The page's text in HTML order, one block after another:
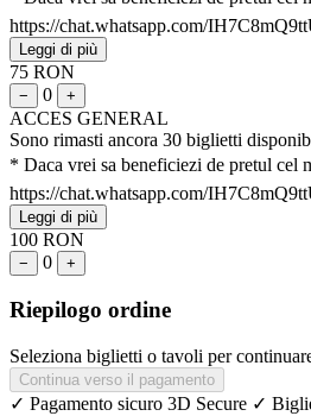
https://chat.whatsapp.com/
Leggi di più
75 RON
− 0 +
ACCES GENERAL
Sono rimasti ancora 30 biglietti
* Daca vrei sa beneficiezi de pretul cel
https://chat.whatsapp.com/
Leggi di più
100 RON
− 0 +
Riepilogo ordine
Seleziona biglietti o tavoli per
Continua verso il pagamento
✓ Pagamento sicuro 3D Secure ✓